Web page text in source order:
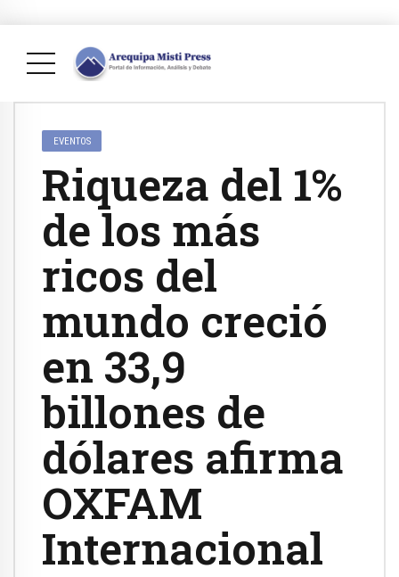
EVENTOS
Riqueza del 1%
de los más
ricos del
mundo creció
en 33,9
billones de
dólares afirma
OXFAM
Internacional